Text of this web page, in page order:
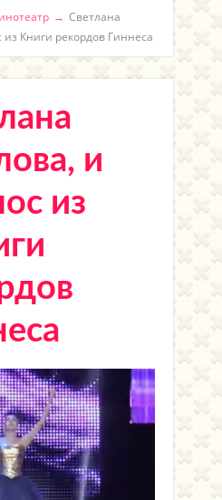
→ Светлана
Книги рекордов Гиннеса
и
из